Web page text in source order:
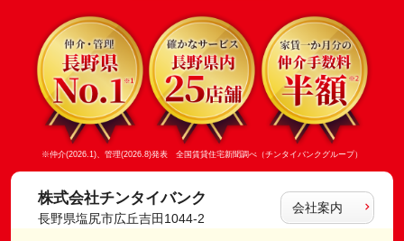
※仲介(2026.1)、管理(2026.8)発表 全国賃貸住宅新聞調べ（チンタイバンクグループ）
株式会社チンタイバンク
長野県塩尻市広丘吉田1044-2
会社案内